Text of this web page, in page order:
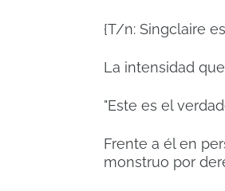
{T/n: Singclaire
La intensidad
"Este es el
Frente a él en
monstruo por